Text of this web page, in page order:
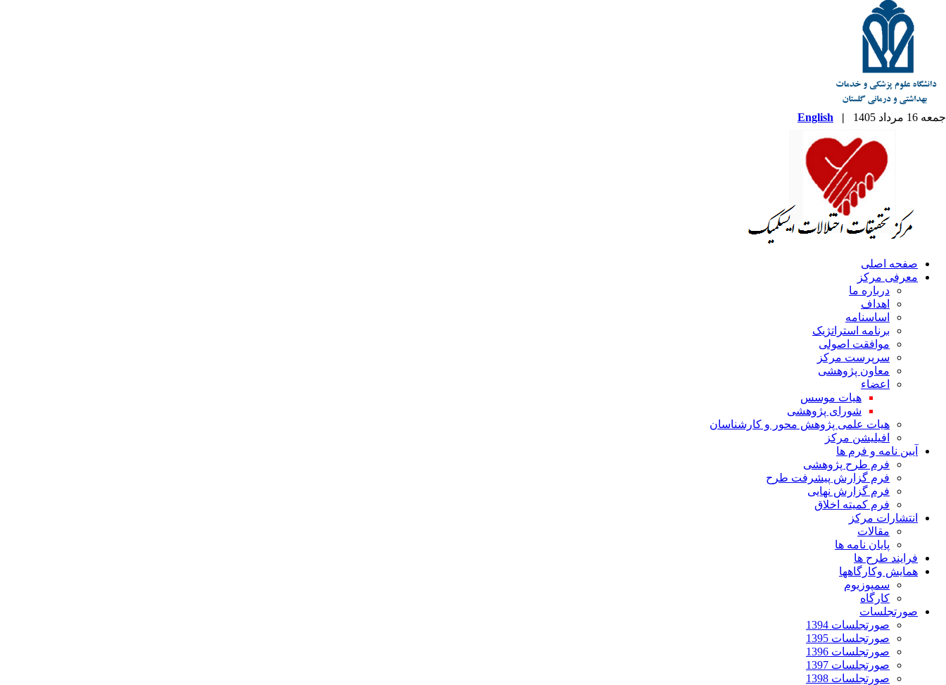
جمعه 16 مرداد 1405 |
English
صفحه اصلی
معرفی مرکز
درباره ما
اهداف
اساسنامه
برنامه استراتژیک
موافقت اصولی
سرپرست مرکز
معاون پژوهشی
اعضاء
هیات موسس
شورای پژوهشی
هیات علمی پژوهش محور و کارشناسان
افیلیشن مرکز
آیین نامه و فرم ها
فرم طرح پژوهشی
فرم گزارش پیشرفت طرح
فرم گزارش نهایی
فرم کمیته اخلاق
انتشارات مرکز
مقالات
پایان نامه ها
فرایند طرح ها
همایش وکارگاهها
سمپوزیوم
کارگاه
صورتجلسات
صورتجلسات 1394
صورتجلسات 1395
صورتجلسات 1396
صورتجلسات 1397
صورتجلسات 1398